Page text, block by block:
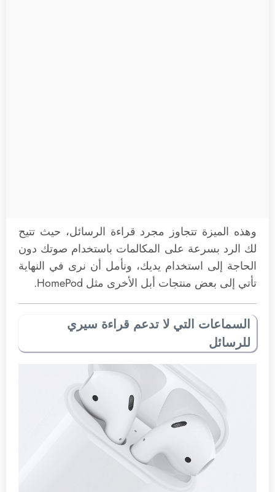
وهذه الميزة تتجاوز مجرد قراءة الرسائل، حيث تتيح
لك الرد بسرعة على المكالمات باستخدام صوتك دون
الحاجة إلى استخدام يديك، ونأمل أن نرى في النهاية
تأتي إلى بعض منتجات أبل الأخرى مثل HomePod.
السماعات التي لا تدعم قراءة سيري
للرسائل